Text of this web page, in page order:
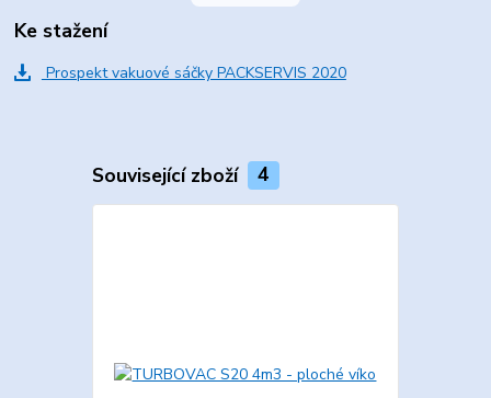
Ke stažení
Prospekt vakuové sáčky PACKSERVIS 2020
Související zboží 4